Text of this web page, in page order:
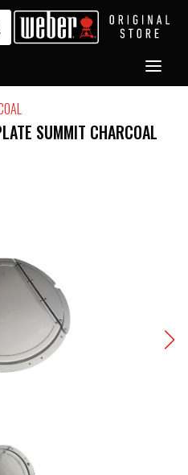
SUMMIT CHARCOAL